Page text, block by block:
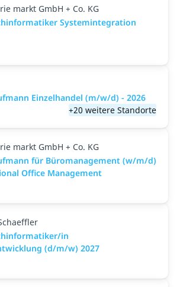
markt GmbH + Co. KG
Systemintegration
Einzelhandel (m/w/d) - 2026
+20 weitere Standorte
markt GmbH + Co. KG
für Büromanagement (w/m/d)
Office Management
in
(d/m/w) 2027